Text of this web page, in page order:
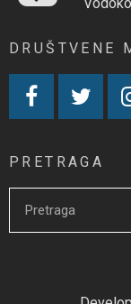
DRUŠTVENE
PRETRAGA